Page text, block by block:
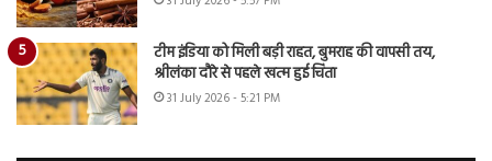
टीम इंडिया को मिली बड़ी राहत, बुमराह की वापसी तय,
श्रीलंका दौरे से पहले खत्म हुई चिंता
31 July 2026 - 5:21 PM